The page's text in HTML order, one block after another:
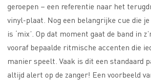
geroepen – een referentie naar het
vinyl-plaat. Nog een belangrijke cue die
is ‘mix’. Op dat moment gaat de band in
vooraf bepaalde ritmische accenten die
manier speelt. Vaak is dit een standaard
altijd alert op de zanger! Een voorbeeld